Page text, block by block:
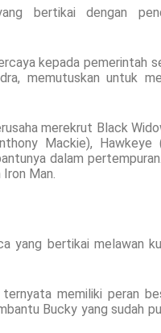
bertikai dengan
kepada pemerintah
memutuskan untuk
merekrut Black
Mackie),
dalam
Man.
yang bertikai melawan
ternyata memiliki peran
Bucky yang sudah